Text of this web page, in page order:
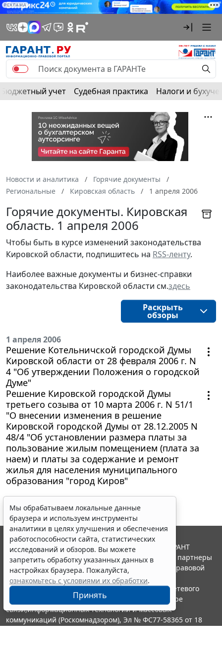
РЕКЛАМА
Бюджетный учет Судебная практика Налоги и
Новости и аналитика
Горячие документы
Региональные
Кировская область 1 апреля 2006
Горячие документы. Кировская
область. 1 апреля 2006
Чтобы быть в курсе изменений законодательства
Кировской области, подпишитесь на RSS-ленту.
Наиболее важные документы и бизнес-справки
законодательства Кировской области см.здесь
Раскрыть
обзоры
1 апреля 2006
Решение Котельничской городской Думы
Кировской области от 28 февраля 2006 г. N
4 "Об утверждении Положения о городской
Думе"
Решение Кировской городской Думы
третьего созыва от 10 марта 2006 г. N 51/1
"О внесении изменения в решение
Кировской городской Думы от 28.12.2005 N
48/4 "Об установлении размера платы за
пользование жилым помещением (плата за
наем) и платы за содержание и ремонт
жилья для населения муниципального
образования "город Киров"
Мы обрабатываем локальные данные
браузера и используем инструменты
аналитики в целях улучшения и обеспечения
работоспособности сайта, статистических
исследований и обзоров. Вы можете
запретить обработку указанных данных в
настройках браузера. Пожалуйста,
ознакомьтесь с условиями их обработки.
Принять
© ООО "НПП "ГАРАНТ-СЕРВИС", 2026. Система ГАРАНТ
выпускается с 1990 года. Компания "Гарант" и ее партнеры
являются участниками Российской ассоциации правовой
информации ГАРАНТ.
Портал ГАРАНТ.РУ зарегистрирован в качестве сетевого
издания Федеральной службой по надзору в сфере
связи,информационных технологий и массовых
коммуникаций (Роскомнадзором), Эл № ФС77-58365 от 18